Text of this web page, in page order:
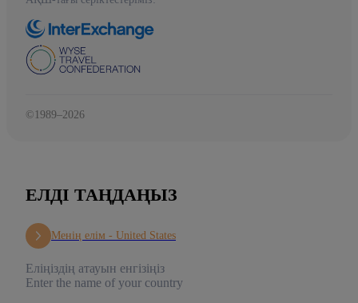
©1989–2026
ЕЛДІ ТАҢДАҢЫЗ
Менің елім - United States
Еліңіздің атауын енгізіңіз
Enter the name of your country